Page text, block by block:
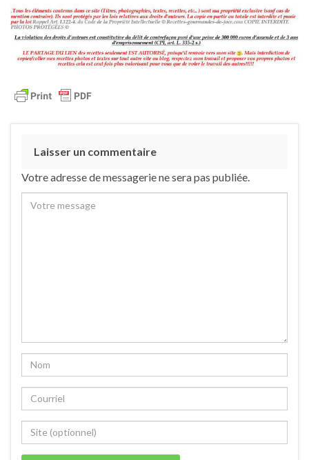
Laisser un commentaire
Votre adresse de messagerie ne sera pas publiée.